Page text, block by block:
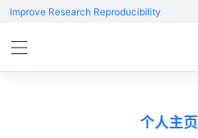
Improve Research Reproducibility
个人主页